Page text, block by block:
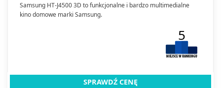
Samsung HT-J4500 3D to funkcjonalne i bardzo multimedialne
kino domowe marki Samsung.
5
SPRAWDŹ CENĘ